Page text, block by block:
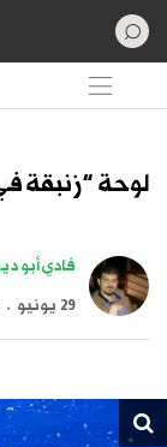
لوحة “زنبقة
فادي أبو
29 يونيو
.